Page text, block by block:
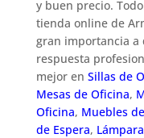
y buen precio.
tienda online de
gran importancia a
respuesta
mejor en Sillas de
Mesas de Oficina,
Oficina, Muebles
de Espera,